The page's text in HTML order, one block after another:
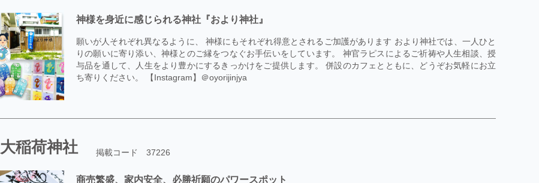
神様を身近に感じられる神社『おより神社』
願いが人それぞれ異なるように、 神様にもそれぞれ得意とされるご加護があります おより神社では、一人ひと
りの願いに寄り添い、神様とのご縁をつなぐお手伝いをしています。 神官ラピスによるご祈祷や人生相談、授
与品を通して、人生をより豊かにするきっかけをご提供します。 併設のカフェとともに、どうぞお気軽にお立
ち寄りください。 【Instagram】＠oyorijinjya
大稲荷神社 掲載コード 37226
商売繁盛、家内安全、必勝祈願のパワースポット